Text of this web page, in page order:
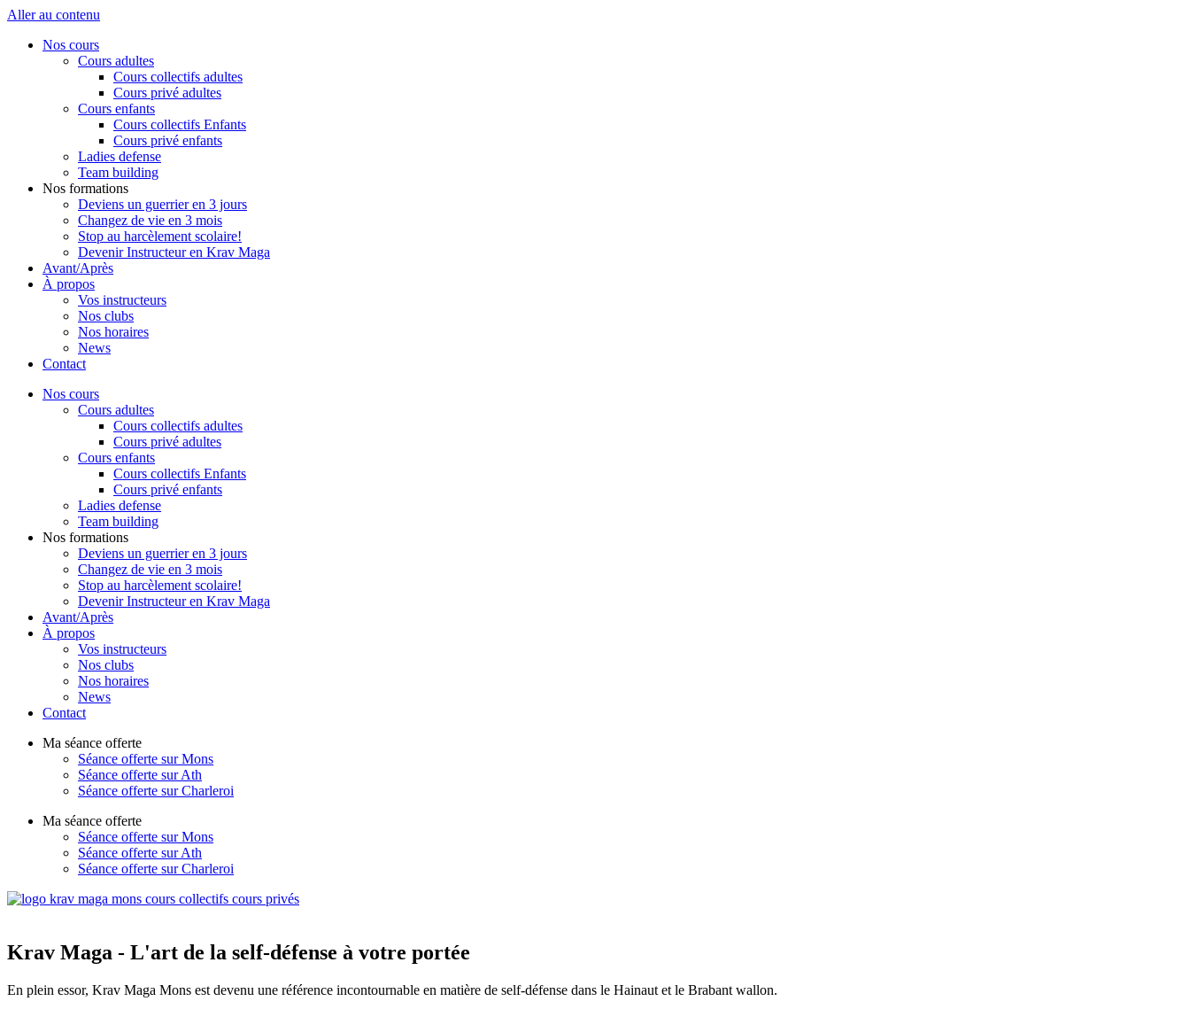
Aller au contenu
Nos cours
Cours adultes
Cours collectifs adultes
Cours privé adultes
Cours enfants
Cours collectifs Enfants
Cours privé enfants
Ladies defense
Team building
Nos formations
Deviens un guerrier en 3 jours
Changez de vie en 3 mois
Stop au harcèlement scolaire!
Devenir Instructeur en Krav Maga
Avant/Après
À propos
Vos instructeurs
Nos clubs
Nos horaires
News
Contact
Nos cours
Cours adultes
Cours collectifs adultes
Cours privé adultes
Cours enfants
Cours collectifs Enfants
Cours privé enfants
Ladies defense
Team building
Nos formations
Deviens un guerrier en 3 jours
Changez de vie en 3 mois
Stop au harcèlement scolaire!
Devenir Instructeur en Krav Maga
Avant/Après
À propos
Vos instructeurs
Nos clubs
Nos horaires
News
Contact
Ma séance offerte
Séance offerte sur Mons
Séance offerte sur Ath
Séance offerte sur Charleroi
Ma séance offerte
Séance offerte sur Mons
Séance offerte sur Ath
Séance offerte sur Charleroi
Krav Maga - L'art de la self-défense à votre portée
En plein essor, Krav Maga Mons est devenu une référence incontournable en matière de self-défense dans le Hainaut et le Brabant wallon.